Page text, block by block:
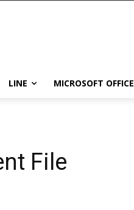
LINE MICROSOFT OFFICE
File